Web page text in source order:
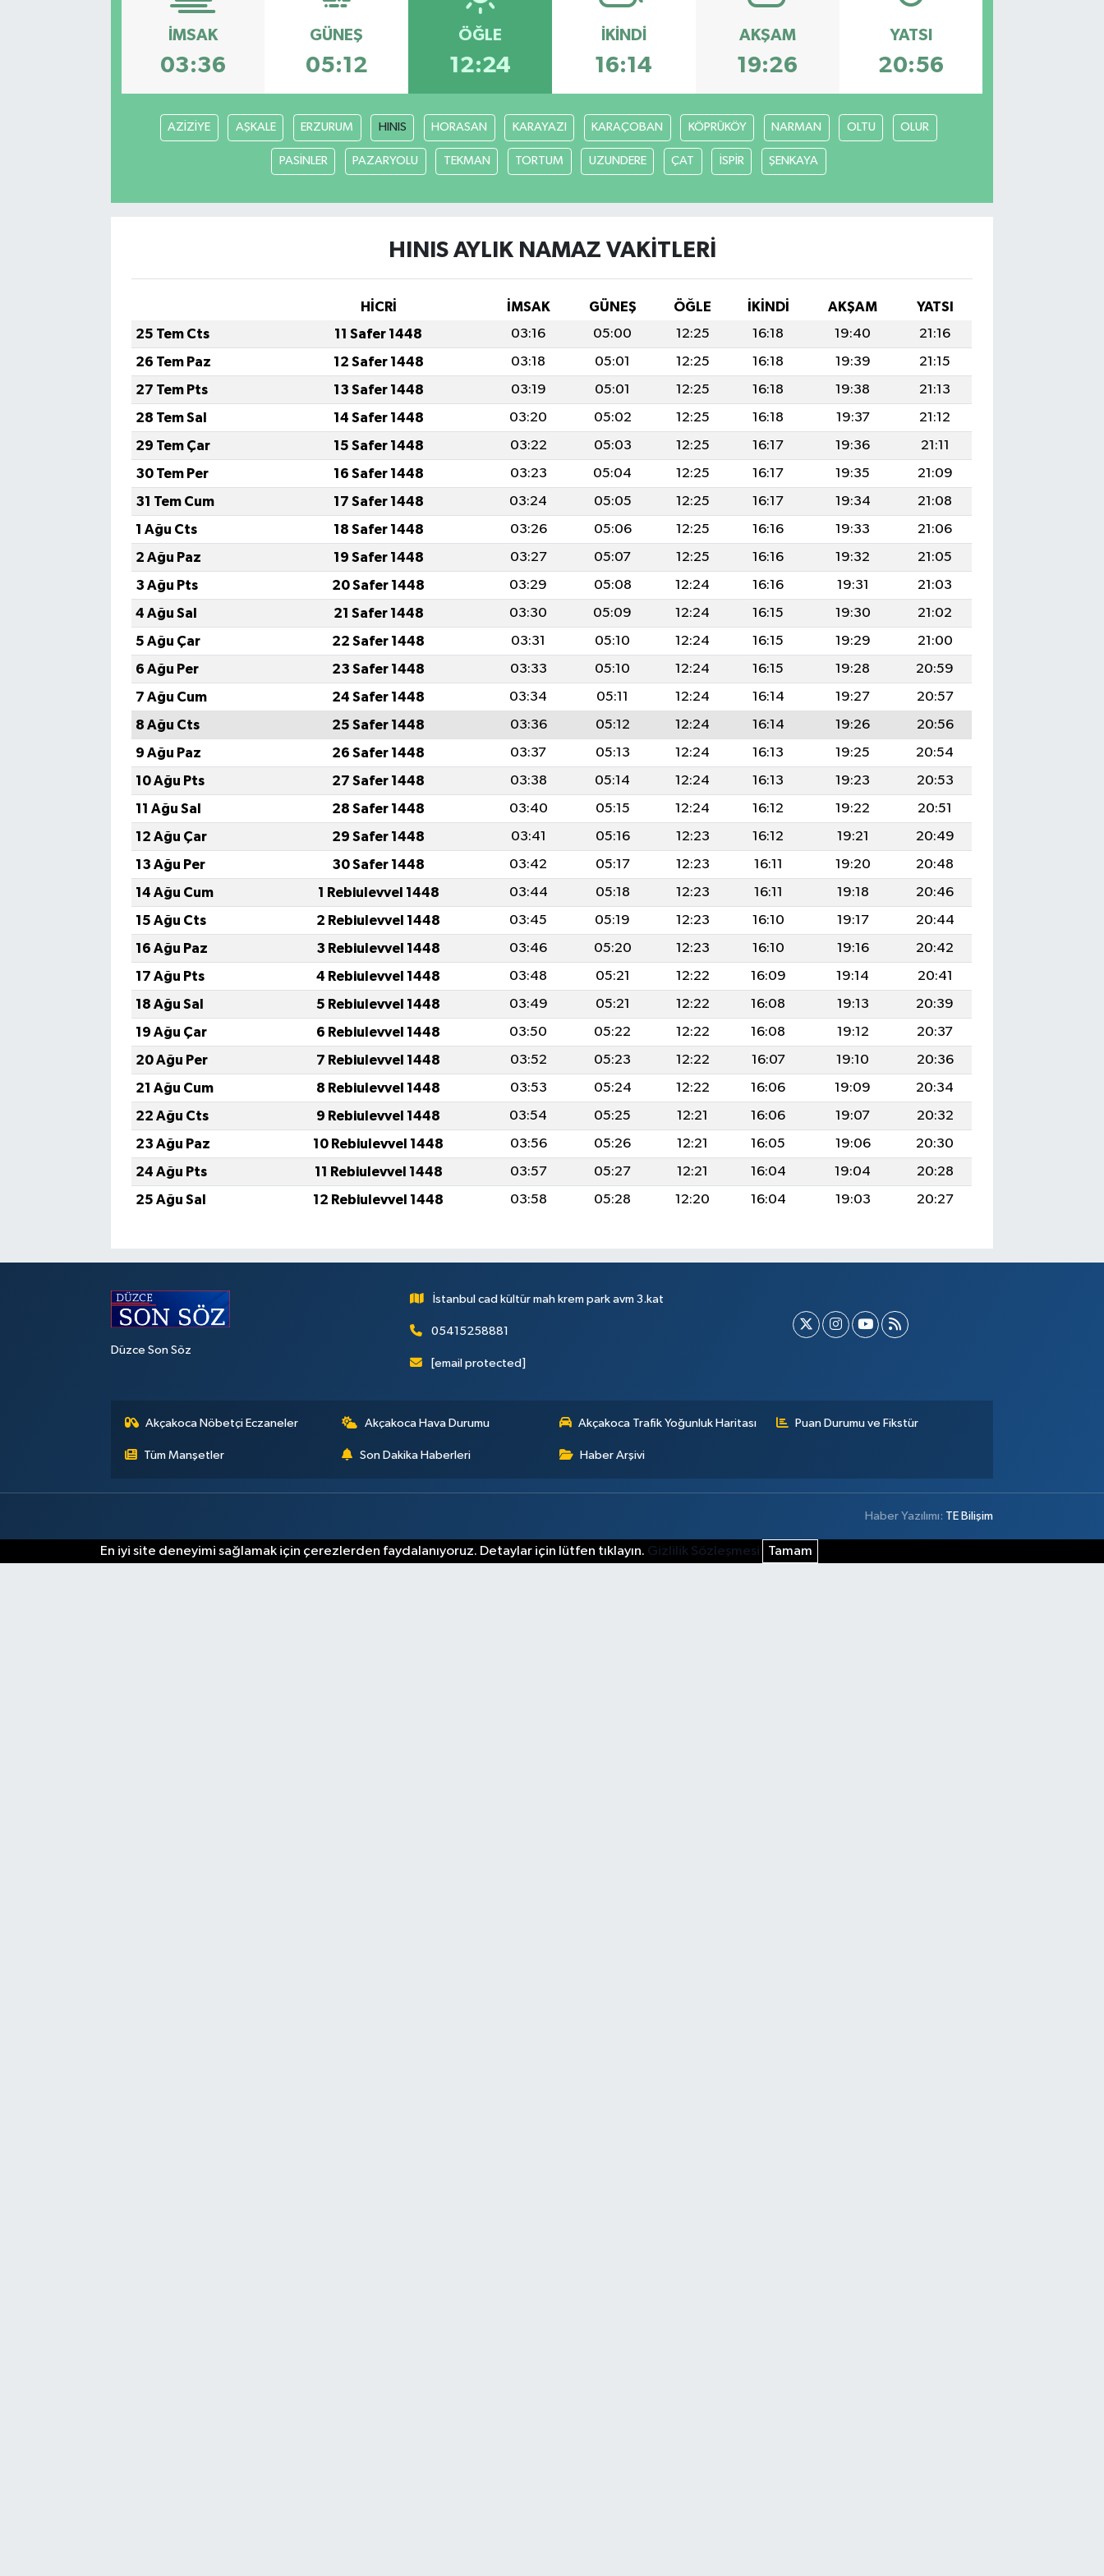
İMSAK
03:36
GÜNEŞ
05:12
ÖĞLE
12:24
İKINDI
16:14
AKŞAM
19:26
YATSI
20:56
AZİZİYE AŞKALE ERZURUM HINIS HORASAN KARAYAZI KARAÇOBAN KÖPRÜKÖY NARMAN OLTU OLUR
PASİNLER PAZARYOLU TEKMAN TORTUM UZUNDERE ÇAT İSPİR ŞENKAYA
HINIS AYLIK NAMAZ VAKITLERI
HİCRİ İMSAK GÜNEŞ ÖĞLE İKINDI AKŞAM
YATSI
25 Tem Cts
11 Safer 1448 03:16 05:00 12:25 16:18 19:40
21:16
26 Tem Paz
12 Safer 1448 03:18 05:01 12:25 16:18 19:39
21:15
27 Tem Pts
13 Safer 1448 03:19 05:01 12:25 16:18 19:38
21:13
28 Tem Sal
14 Safer 1448 03:20 05:02 12:25 16:18 19:37
21:12
29 Tem Çar
15 Safer 1448 03:22 05:03 12:25 16:17 19:36
21:11
30 Tem Per
16 Safer 1448 03:23 05:04 12:25 16:17 19:35
21:09
31 Tem Cum
17 Safer 1448 03:24 05:05 12:25 16:17 19:34
21:08
1 Ağu Cts
18 Safer 1448 03:26 05:06 12:25 16:16 19:33
21:06
2 Ağu Paz
19 Safer 1448 03:27 05:07 12:25 16:16 19:32
21:05
3 Ağu Pts
20 Safer 1448 03:29 05:08 12:24 16:16 19:31
21:03
4 Ağu Sal
21 Safer 1448 03:30 05:09 12:24 16:15 19:30
21:02
5 Ağu Çar
22 Safer 1448 03:31 05:10 12:24 16:15 19:29
21:00
6 Ağu Per
23 Safer 1448 03:33 05:10 12:24 16:15 19:28
20:59
7 Ağu Cum
24 Safer 1448 03:34 05:11 12:24 16:14 19:27
20:57
8 Ağu Cts
25 Safer 1448 03:36 05:12 12:24 16:14 19:26
20:56
9 Ağu Paz
26 Safer 1448 03:37 05:13 12:24 16:13 19:25
20:54
10 Ağu Pts
27 Safer 1448 03:38 05:14 12:24 16:13 19:23
20:53
11 Ağu Sal
28 Safer 1448 03:40 05:15 12:24 16:12 19:22
20:51
12 Ağu Çar
29 Safer 1448 03:41 05:16 12:23 16:12 19:21
20:49
13 Ağu Per
30 Safer 1448 03:42 05:17 12:23 16:11 19:20
20:48
14 Ağu Cum
1 Rebiulevvel 1448 03:44 05:18 12:23 16:11 19:18
20:46
15 Ağu Cts
2 Rebiulevvel 1448 03:45 05:19 12:23 16:10 19:17
20:44
16 Ağu Paz
3 Rebiulevvel 1448 03:46 05:20 12:23 16:10 19:16
20:42
17 Ağu Pts
4 Rebiulevvel 1448 03:48 05:21 12:22 16:09 19:14
20:41
18 Ağu Sal
5 Rebiulevvel 1448 03:49 05:21 12:22 16:08 19:13
20:39
19 Ağu Çar
6 Rebiulevvel 1448 03:50 05:22 12:22 16:08 19:12
20:37
20 Ağu Per
7 Rebiulevvel 1448 03:52 05:23 12:22 16:07 19:10
20:36
21 Ağu Cum
8 Rebiulevvel 1448 03:53 05:24 12:22 16:06 19:09
20:34
22 Ağu Cts
9 Rebiulevvel 1448 03:54 05:25 12:21 16:06 19:07
20:32
23 Ağu Paz
10 Rebiulevvel 1448 03:56 05:26 12:21 16:05 19:06
20:30
24 Ağu Pts
11 Rebiulevvel 1448 03:57 05:27 12:21 16:04 19:04
20:28
25 Ağu Sal
12 Rebiulevvel 1448 03:58 05:28 12:20 16:04 19:03 20:27
Düzce Son Söz
İstanbul cad kültür mah krem park avm 3.kat
05415258881
[email protected]
Akçakoca Nöbetçi Eczaneler Akçakoca Hava Durumu Akçakoca Trafik Yoğunluk Haritası Puan Durumu ve Fikstür
Tüm Manşetler Son Dakika Haberleri Haber Arşivi
Haber Yazılımı: TE Bilişim
En iyi site deneyimi sağlamak için çerezlerden faydalanıyoruz. Detaylar için lütfen tıklayın. Gizlilik Sözleşmesi Tamam